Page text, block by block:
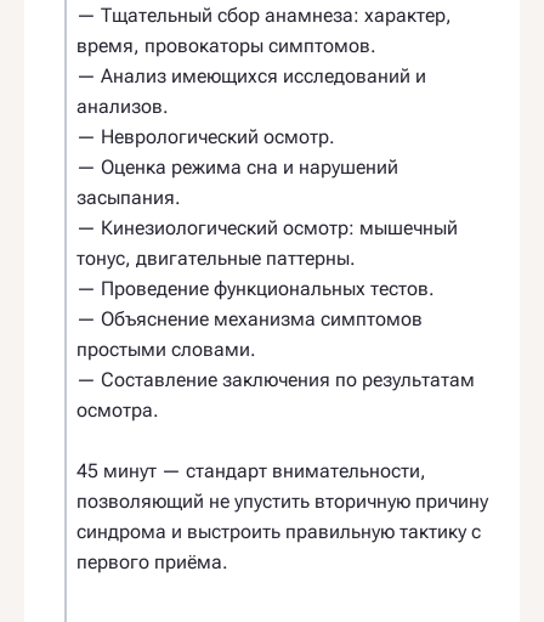
— Тщательный сбор анамнеза: характер,
время, провокаторы симптомов.
— Анализ имеющихся исследований и
анализов.
— Неврологический осмотр.
— Оценка режима сна и нарушений
засыпания.
— Кинезиологический осмотр: мышечный
тонус, двигательные паттерны.
— Проведение функциональных тестов.
— Объяснение механизма симптомов
простыми словами.
— Составление заключения по результатам
осмотра.
45 минут — стандарт внимательности,
позволяющий не упустить вторичную причину
синдрома и выстроить правильную тактику с
первого приёма.